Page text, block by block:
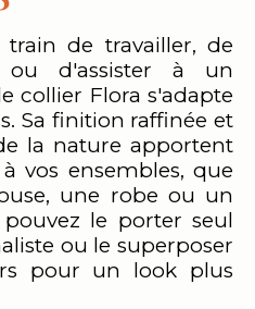
de travailler, de
d'assister à un
collier Flora s'adapte
Sa finition raffinée et
la nature apportent
vos ensembles, que
une robe ou un
le porter seul
ou le superposer
pour un look plus